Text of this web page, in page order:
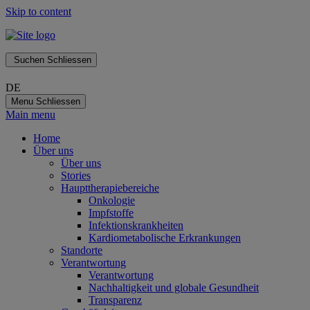
Skip to content
Suchen Schliessen
DE
Menu Schliessen
Main menu
Home
Über uns
Über uns
Stories
Haupttherapiebereiche
Onkologie
Impfstoffe
Infektionskrankheiten
Kardiometabolische Erkrankungen
Standorte
Verantwortung
Verantwortung
Nachhaltigkeit und globale Gesundheit
Transparenz